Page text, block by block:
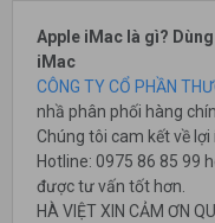
Apple iMac là gì?
iMac
CÔNG TY CỔ PHẦN
nhầ phân phối hàng
Chúng tôi cam kết về
Hotline: 0975 86 85 99
được tư vấn tốt hơn.
HÀ VIỆT XIN CẢM ƠN